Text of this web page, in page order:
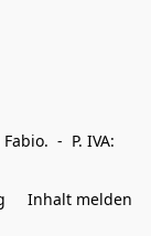
-  P. IVA:
Inhalt melden